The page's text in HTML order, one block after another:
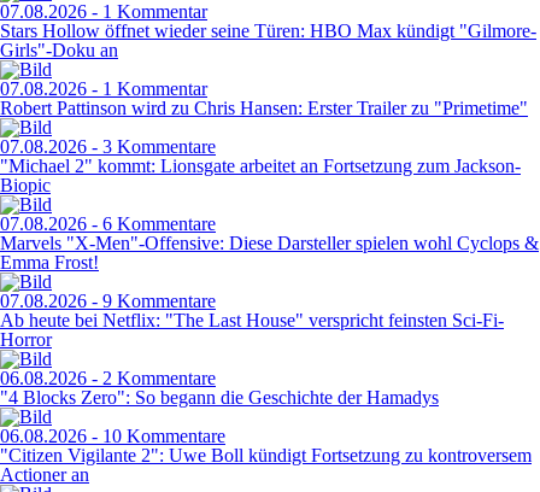
07.08.2026 - 1 Kommentar
Stars Hollow öffnet wieder seine Türen: HBO Max kündigt "Gilmore-
Girls"-Doku an
07.08.2026 - 1 Kommentar
Robert Pattinson wird zu Chris Hansen: Erster Trailer zu "Primetime"
07.08.2026 - 3 Kommentare
"Michael 2" kommt: Lionsgate arbeitet an Fortsetzung zum Jackson-
Biopic
07.08.2026 - 6 Kommentare
Marvels "X-Men"-Offensive: Diese Darsteller spielen wohl Cyclops &
Emma Frost!
07.08.2026 - 9 Kommentare
Ab heute bei Netflix: "The Last House" verspricht feinsten Sci-Fi-
Horror
06.08.2026 - 2 Kommentare
"4 Blocks Zero": So begann die Geschichte der Hamadys
06.08.2026 - 10 Kommentare
"Citizen Vigilante 2": Uwe Boll kündigt Fortsetzung zu kontroversem
Actioner an